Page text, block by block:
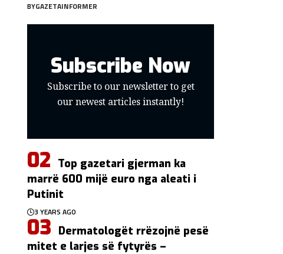
BYGAZETAINFORMER
Subscribe Now
Subscribe to our newsletter to get
our newest articles instantly!
Top gazetari gjerman ka
marrë 600 mijë euro nga aleati i
Putinit
3 YEARS AGO
Dermatologët rrëzojnë pesë
mitet e larjes së fytyrës –